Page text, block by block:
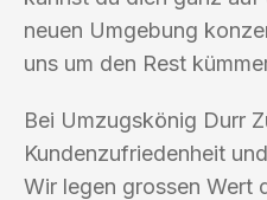
neuen Umgebung
uns um den Rest
Bei Umzugskönig Durr
Kundenzufriedenheit
Wir legen grossen Wert